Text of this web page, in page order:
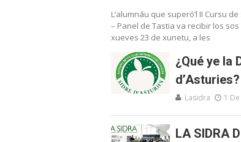
L’alumnáu que superó’l II Cursu
– Panel de Tastia va recibir los
xueves 23 de xunetu, a les
¿Qué ye la
d’Asturies?
Lasidra 1
LA SIDRA